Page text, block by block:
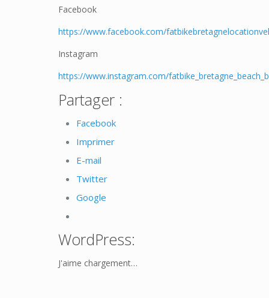
Facebook
https://www.facebook.com/
Instagram
https://www.instagram.com/
Partager :
Facebook
Imprimer
E-mail
Twitter
Google
WordPress:
J'aime chargement…